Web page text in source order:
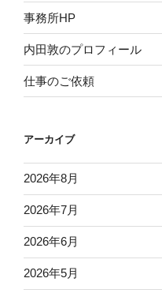
事務所HP
内田敦のプロフィール
仕事のご依頼
アーカイブ
2026年8月
2026年7月
2026年6月
2026年5月